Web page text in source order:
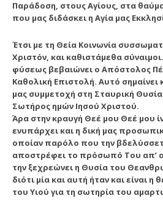
Παράδοση, στους Αγίους, στα
που μας διδάσκει η Αγία μας
Έτσι με τη Θεία Κοινωνία
Χριστόν, και καθιστάμεθα
φύσεως βεβαιώνει ο Απόστολος
Καθολική Επιστολή. Αυτό σημαίνει
μας συμμετοχή στη Σταυρική
Σωτήρος ημών Ιησού Χριστού.
Άρα στην κραυγή Θεέ μου Θεέ μου
ενυπάρχει και η δική μας
οποίαν παρόλο που την
αποστρέφει το πρόσωπό Του απ’
την ξεχρεώνει η Θυσία του
διότι μία και αυτή ήταν και είναι η
του Υιού για τη σωτηρία του